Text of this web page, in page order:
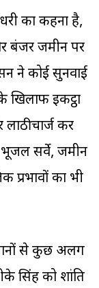
का कहना है,
बंजर जमीन पर
ने कोई सुनवाई
खिलाफ इकट्ठा
कर
भूजल सर्वे, जमीन
प्रभावों का भी
से कुछ अलग
सिंह को शांति